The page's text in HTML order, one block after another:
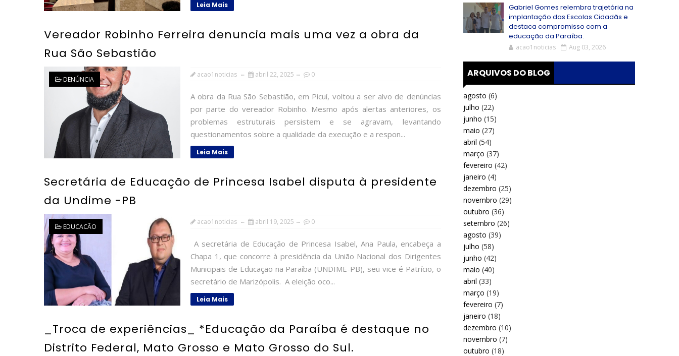
Leia Mais
Vereador Robinho Ferreira denuncia mais uma vez a obra da
Rua São Sebastião
DENÚNCIA
acao1noticias abril 22, 2025 0
A obra da Rua São Sebastião, em Picuí, voltou a ser alvo de denúncias
por parte do vereador Robinho. Mesmo após alertas anteriores, os
problemas estruturais persistem e se agravam, levantando
questionamentos sobre a qualidade da execução e a respon...
Leia Mais
Secretária de Educação de Princesa Isabel disputa à presidente
da Undime -PB
EDUCACÃO
acao1noticias abril 19, 2025 0
A secretária de Educação de Princesa Isabel, Ana Paula, encabeça a
Chapa 1, que concorre à presidência da União Nacional dos Dirigentes
Municipais de Educação na Paraíba (UNDIME-PB), seu vice é Patrício, o
secretário de Marizópolis. A eleição oco...
Leia Mais
_Troca de experiências_ *Educação da Paraíba é destaque no
Distrito Federal, Mato Grosso e Mato Grosso do Sul.
Gabriel Gomes relembra trajetória na
implantação das Escolas Cidadãs e
destaca compromisso com a
educação da Paraíba.
acao1noticias Aug 03, 2026
ARQUIVOS DO BLOG
agosto (6)
julho (22)
junho (15)
maio (27)
abril (54)
março (37)
fevereiro (42)
janeiro (4)
dezembro (25)
novembro (29)
outubro (36)
setembro (26)
agosto (39)
julho (58)
junho (42)
maio (40)
abril (33)
março (19)
fevereiro (7)
janeiro (18)
dezembro (10)
novembro (7)
outubro (18)